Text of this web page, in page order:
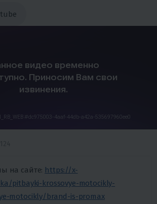
на сайте: https://x-
pitbayki-krossovye-motocikly-
motocikly/brand-is-promax